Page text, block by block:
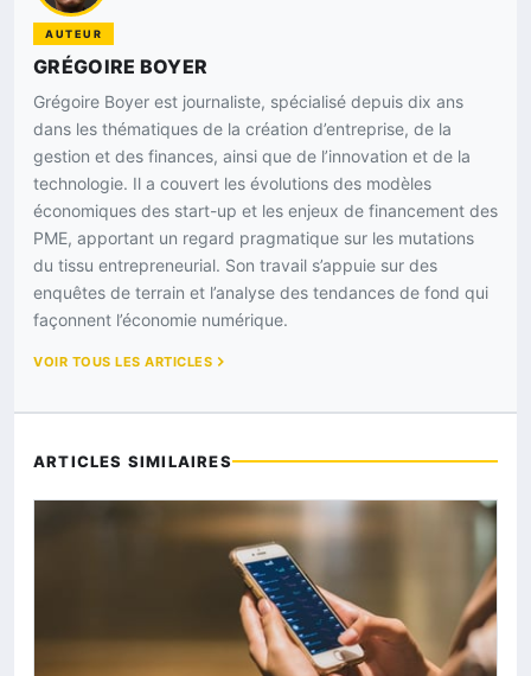
AUTEUR
GRÉGOIRE BOYER
Grégoire Boyer est journaliste, spécialisé depuis dix ans
dans les thématiques de la création d’entreprise, de la
gestion et des finances, ainsi que de l’innovation et de la
technologie. Il a couvert les évolutions des modèles
économiques des start-up et les enjeux de financement des
PME, apportant un regard pragmatique sur les mutations
du tissu entrepreneurial. Son travail s’appuie sur des
enquêtes de terrain et l’analyse des tendances de fond qui
façonnent l’économie numérique.
VOIR TOUS LES ARTICLES
ARTICLES SIMILAIRES